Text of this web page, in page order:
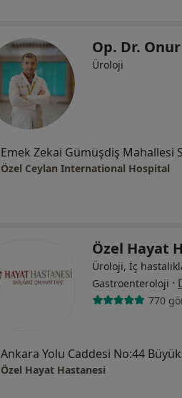
Op. Dr.
Üroloji
Özel Ceylan International Hospital
Özel Hayat
Üroloji, İç
Gastroenteroloji ·
770
Özel Hayat Hastanesi